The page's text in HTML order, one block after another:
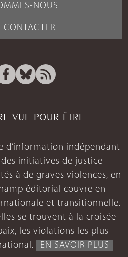
NOUS
CONTACTER
VUE POUR ÊTRE
d’information indépendant
initiatives de justice
à de graves violences, en
éditorial couvre en
et transitionnelle.
se trouvent à la croisée
les violations les plus
EN SAVOIR PLUS